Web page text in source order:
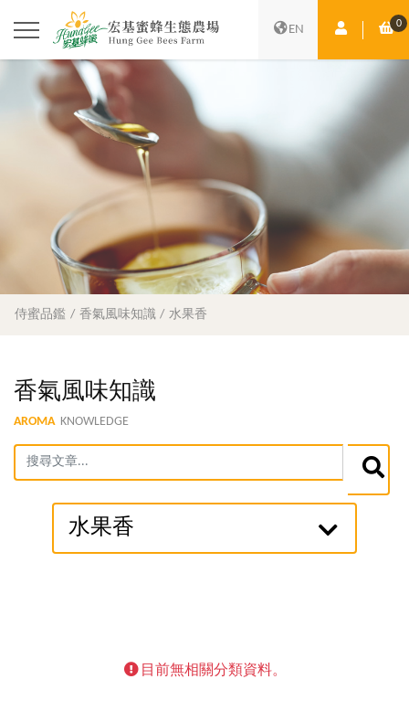
EN 會員中心0
購
侍蜜品鑑 香氣風味知識 水果香
香氣風味知識
AROMA KNOWLEDGE
水果香
目前無相關分類資料。